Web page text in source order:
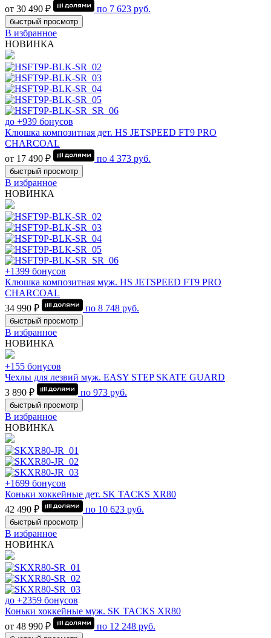
от 30 490 ₽
по 7 623 руб.
быстрый просмотр
В избранное
НОВИНКА
до +939 бонусов
Клюшка композитная дет. HS JETSPEED FT9 PRO
CHARCOAL
от 17 490 ₽
по 4 373 руб.
быстрый просмотр
В избранное
НОВИНКА
+1399 бонусов
Клюшка композитная муж. HS JETSPEED FT9 PRO
CHARCOAL
34 990 ₽
по 8 748 руб.
быстрый просмотр
В избранное
НОВИНКА
+155 бонусов
Чехлы для лезвий муж. EASY STEP SKATE GUARD
3 890 ₽
по 973 руб.
быстрый просмотр
В избранное
НОВИНКА
+1699 бонусов
Коньки хоккейные дет. SK TACKS XR80
42 490 ₽
по 10 623 руб.
быстрый просмотр
В избранное
НОВИНКА
до +2359 бонусов
Коньки хоккейные муж. SK TACKS XR80
от 48 990 ₽
по 12 248 руб.